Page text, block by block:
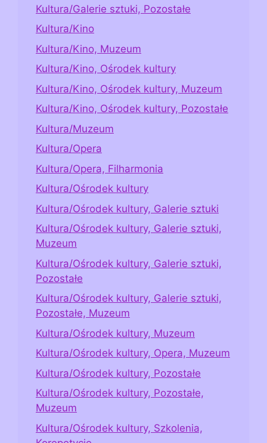
Kultura/Galerie sztuki, Pozostałe
Kultura/Kino
Kultura/Kino, Muzeum
Kultura/Kino, Ośrodek kultury
Kultura/Kino, Ośrodek kultury, Muzeum
Kultura/Kino, Ośrodek kultury, Pozostałe
Kultura/Muzeum
Kultura/Opera
Kultura/Opera, Filharmonia
Kultura/Ośrodek kultury
Kultura/Ośrodek kultury, Galerie sztuki
Kultura/Ośrodek kultury, Galerie sztuki,
Muzeum
Kultura/Ośrodek kultury, Galerie sztuki,
Pozostałe
Kultura/Ośrodek kultury, Galerie sztuki,
Pozostałe, Muzeum
Kultura/Ośrodek kultury, Muzeum
Kultura/Ośrodek kultury, Opera, Muzeum
Kultura/Ośrodek kultury, Pozostałe
Kultura/Ośrodek kultury, Pozostałe,
Muzeum
Kultura/Ośrodek kultury, Szkolenia,